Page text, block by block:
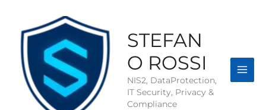
contenuto
STEFAN
O ROSSI
NIS2, DataProtection,
IT Security, Privacy &
Compliance